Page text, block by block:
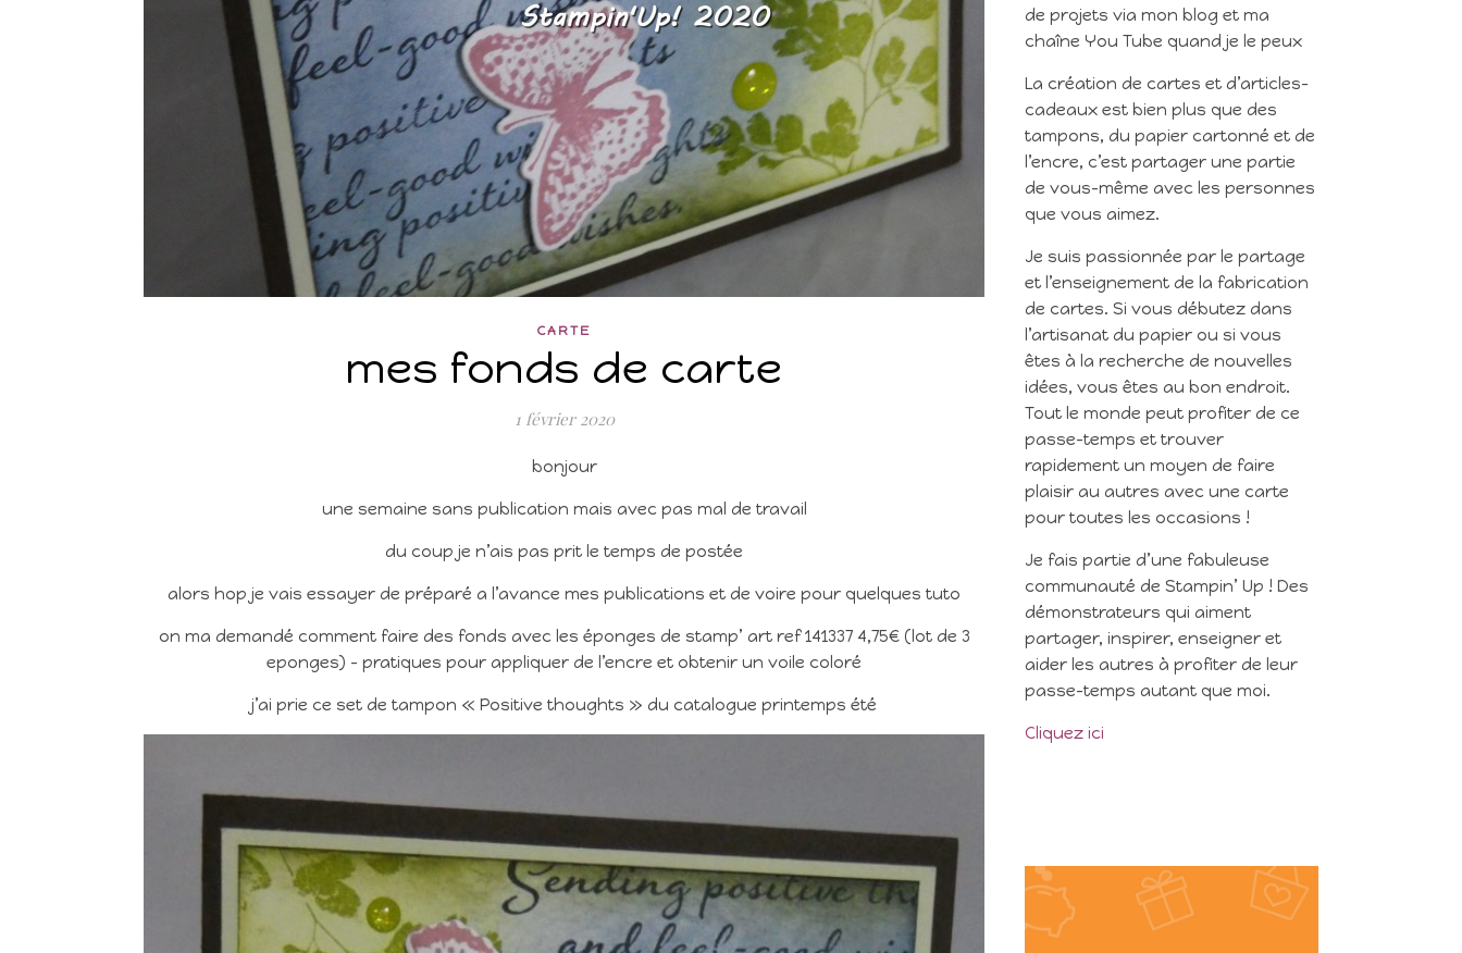
CARTE
mes fonds de carte
1 février 2020
bonjour
une semaine sans publication mais avec pas mal de travail
du coup je n’ais pas prit le temps de postée
alors hop je vais essayer de préparé a l’avance mes publications et de voire pour quelques tuto
on ma demandé comment faire des fonds avec les éponges de stamp’ art ref 141337 4,75€ (lot de 3
eponges) – pratiques pour appliquer de l’encre et obtenir un voile coloré
j’ai prie ce set de tampon « Positive thoughts » du catalogue printemps été
de projets via mon blog et ma
chaîne You Tube quand je le peux
La création de cartes et d’articles-
cadeaux est bien plus que des
tampons, du papier cartonné et de
l’encre, c’est partager une partie
de vous-même avec les personnes
que vous aimez.
Je suis passionnée par le partage
et l’enseignement de la fabrication
de cartes. Si vous débutez dans
l’artisanat du papier ou si vous
êtes à la recherche de nouvelles
idées, vous êtes au bon endroit.
Tout le monde peut profiter de ce
passe-temps et trouver
rapidement un moyen de faire
plaisir au autres avec une carte
pour toutes les occasions !
Je fais partie d’une fabuleuse
communauté de Stampin’ Up ! Des
démonstrateurs qui aiment
partager, inspirer, enseigner et
aider les autres à profiter de leur
passe-temps autant que moi.
Cliquez ici